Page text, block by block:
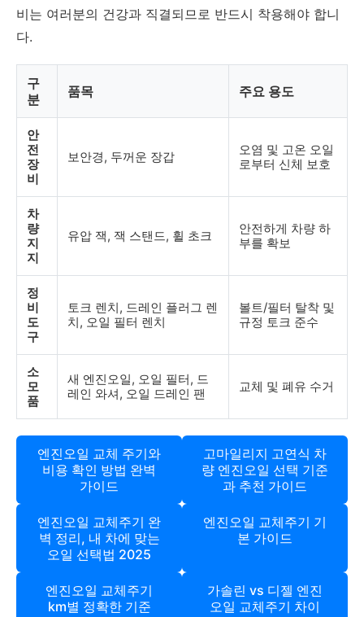
비는 여러분의 건강과 직결되므로 반드시 착용해야 합니
다.
구
분
품목 주요 용도
안
전
장
비
보안경, 두꺼운 장갑
오염 및 고온 오일
로부터 신체 보호
차
량
지
지
유압 잭, 잭 스탠드, 휠 초크
안전하게 차량 하
부를 확보
정
비
도
구
토크 렌치, 드레인 플러그 렌
치, 오일 필터 렌치
볼트/필터 탈착 및
규정 토크 준수
소
모
품
새 엔진오일, 오일 필터, 드
레인 와셔, 오일 드레인 팬
교체 및 폐유 수거
엔진오일 교체 주기와
비용 확인 방법 완벽
가이드
고마일리지 고연식 차
량 엔진오일 선택 기준
과 추천 가이드
엔진오일 교체주기 완
벽 정리, 내 차에 맞는
오일 선택법 2025
엔진오일 교체주기 기
본 가이드
엔진오일 교체주기
km별 정확한 기준
가솔린 vs 디젤 엔진
오일 교체주기 차이